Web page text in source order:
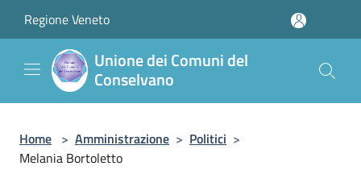
Regione Veneto
Unione dei Comuni del
Conselvano
Home > Amministrazione > Politici >
Melania Bortoletto